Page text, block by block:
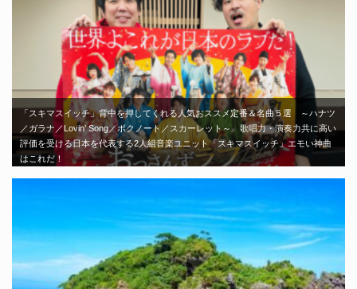
「スキマスイッチ」背中を押してくれる人気おススメ定番＆名曲５選 ～ハナツ
／ガラナ／Lovin’ Song／ボクノート／スカーレット～ 歌唱力・演奏力共に高い
評価を受ける日本を代表する2人組音楽ユニット「スキマスイッチ」エモい神曲
はこれだ！